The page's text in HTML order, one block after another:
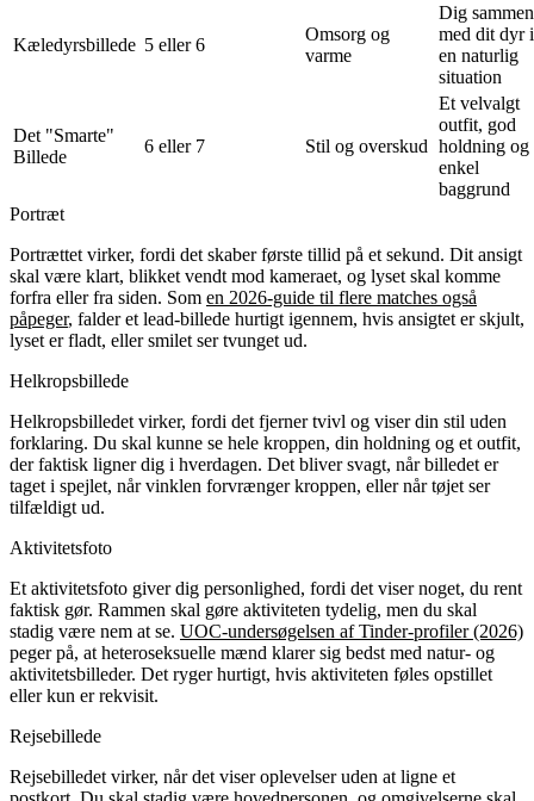
Kæledyrsbillede 5 eller 6
Omsorg og
varme
Dig sammen
med dit dyr i
en naturlig
situation
Det "Smarte"
Billede
6 eller 7 Stil og overskud
Et velvalgt
outfit, god
holdning og
enkel
baggrund
Portræt
Portrættet virker, fordi det skaber første tillid på et sekund. Dit ansigt
skal være klart, blikket vendt mod kameraet, og lyset skal komme
forfra eller fra siden. Som en 2026-guide til flere matches også
påpeger, falder et lead-billede hurtigt igennem, hvis ansigtet er skjult,
lyset er fladt, eller smilet ser tvunget ud.
Helkropsbillede
Helkropsbilledet virker, fordi det fjerner tvivl og viser din stil uden
forklaring. Du skal kunne se hele kroppen, din holdning og et outfit,
der faktisk ligner dig i hverdagen. Det bliver svagt, når billedet er
taget i spejlet, når vinklen forvrænger kroppen, eller når tøjet ser
tilfældigt ud.
Aktivitetsfoto
Et aktivitetsfoto giver dig personlighed, fordi det viser noget, du rent
faktisk gør. Rammen skal gøre aktiviteten tydelig, men du skal
stadig være nem at se. UOC-undersøgelsen af Tinder-profiler (2026)
peger på, at heteroseksuelle mænd klarer sig bedst med natur- og
aktivitetsbilleder. Det ryger hurtigt, hvis aktiviteten føles opstillet
eller kun er rekvisit.
Rejsebillede
Rejsebilledet virker, når det viser oplevelser uden at ligne et